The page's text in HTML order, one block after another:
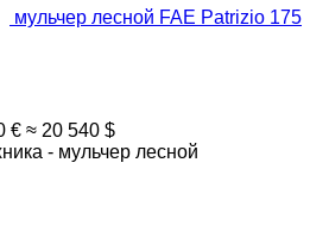
мульчер лесной FAE Patrizio 175
€ ≈ 20 540 $
- мульчер лесной